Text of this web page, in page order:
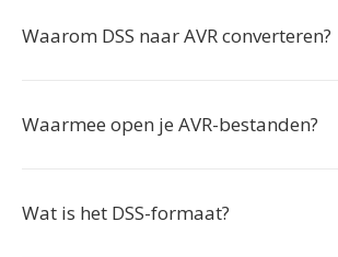
Waarom DSS naar AVR converteren?
Waarmee open je AVR-bestanden?
Wat is het DSS-formaat?